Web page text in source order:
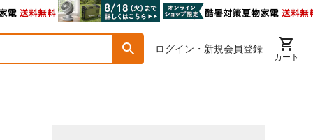
ログイン・新規会員登録
カート